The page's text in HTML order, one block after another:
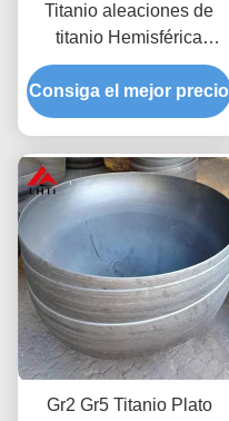
Titanio aleaciones de
titanio Hemisférica
recipiente tanque de
titanio
Consiga el mejor precio
Gr2 Gr5 Titanio Plato